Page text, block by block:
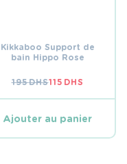
Kikkaboo Support de
bain Hippo Rose
195DHSLE
PRIX
ÉTAIT :
115 DHS
LE
PRIX
EST :
Ajouter au panier